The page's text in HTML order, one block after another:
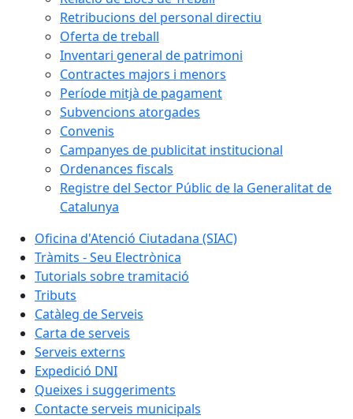
Retribucions del personal directiu
Oferta de treball
Inventari general de patrimoni
Contractes majors i menors
Període mitjà de pagament
Subvencions atorgades
Convenis
Campanyes de publicitat institucional
Ordenances fiscals
Registre del Sector Públic de la Generalitat de
Catalunya
Oficina d'Atenció Ciutadana (SIAC)
Tràmits - Seu Electrònica
Tutorials sobre tramitació
Tributs
Catàleg de Serveis
Carta de serveis
Serveis externs
Expedició DNI
Queixes i suggeriments
Contacte serveis municipals